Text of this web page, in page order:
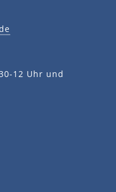
12 Uhr und